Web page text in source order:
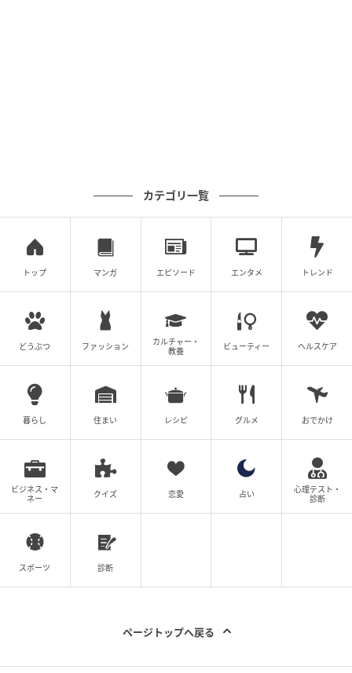
カテゴリ一覧
トップ マンガ エピソード エンタメ トレンド
どうぶつ ファッション
カルチャー・
教養
ビューティー ヘルスケア
暮らし 住まい レシピ グルメ おでかけ
ビジネス・マ
ネー
クイズ 恋愛 占い
心理テスト・
診断
スポーツ 診断
ページトップへ戻る